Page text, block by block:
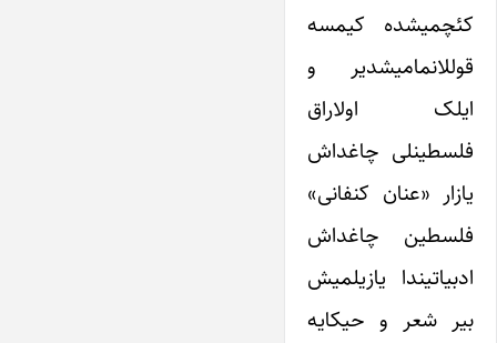
کئچمیشده کیمسه
قوللانمامیشدیر و
ایلک اولاراق
فلسطینلی چاغداش
یازار «عنان کنفانی»
فلسطین چاغداش
ادبیاتیندا یازیلمیش
بیر شعر و حیکایه